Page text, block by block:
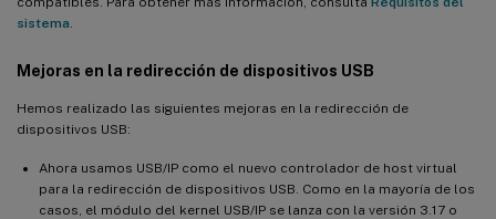
sistema
Mejoras en la redirección de dispositivos USB
Hemos realizado las siguientes mejoras en la redirección de
dispositivos USB:
Ahora usamos USB/IP como el nuevo controlador de host virtual
para la redirección de dispositivos USB. Como en la mayoría de los
casos, el módulo del kernel USB/IP se lanza con la versión 3.17 o